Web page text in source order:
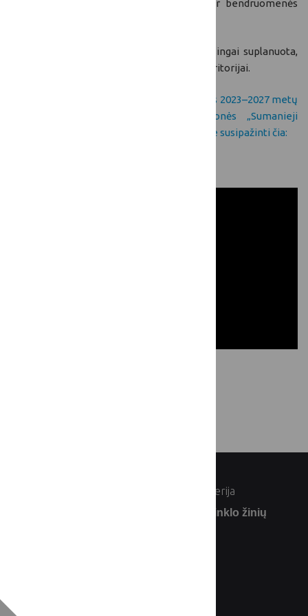
parinkimas, problemos identifikavimas ir bendruomenės
Sėkminga sumanių kaimų strategija - teisingai suplanuota,
įtrauki, kurianti didžiausią pridėtinę vertę teritorijai.
Su Lietuvos žemės ūkio ir kaimo plėtros 2023–2027 metų
strateginio plano intervencinės priemonės „Sumanieji
kaimai“ įgyvendinimo taisyklėmis kviečiame susipažinti čia:
© Lietuvos Respublikos žemės ūkio ministerija
Užsiprenumeruokite Lietuvos kaimo tinklo žinių